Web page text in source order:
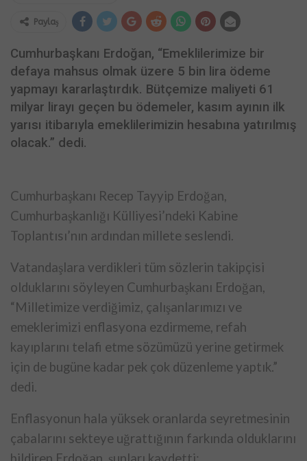
Paylaş
Cumhurbaşkanı Erdoğan, “Emeklilerimize bir
defaya mahsus olmak üzere 5 bin lira ödeme
yapmayı kararlaştırdık. Bütçemize maliyeti 61
milyar lirayı geçen bu ödemeler, kasım ayının ilk
yarısı itibarıyla emeklilerimizin hesabına yatırılmış
olacak.” dedi.
Cumhurbaşkanı Recep Tayyip Erdoğan,
Cumhurbaşkanlığı Külliyesi’ndeki Kabine
Toplantısı’nın ardından millete seslendi.
Vatandaşlara verdikleri tüm sözlerin takipçisi
olduklarını söyleyen Cumhurbaşkanı Erdoğan,
“Milletimize verdiğimiz, çalışanlarımızı ve
emeklerimizi enflasyona ezdirmeme, refah
kayıplarını telafi etme sözümüzü yerine getirmek
için de bugüne kadar pek çok düzenleme yaptık.”
dedi.
Enflasyonun hala yüksek oranlarda seyretmesinin
çabalarını sekteye uğrattığının farkında olduklarını